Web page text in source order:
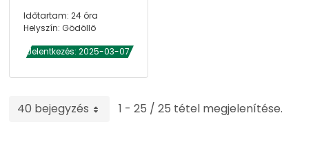
Időtartam: 24 óra
Helyszín: Gödöllő
Jelentkezés: 2025-03-07
40 bejegyzés 1 - 25 / 25 tétel megjelenítése.